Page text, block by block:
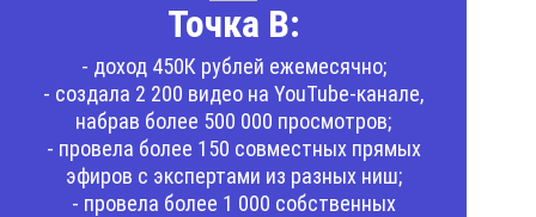
Точка В:
- доход 450К рублей ежемесячно;
- создала 2 200 видео на YouTube-канале,
набрав более 500 000 просмотров;
- провела более 150 совместных прямых
эфиров с экспертами из разных ниш;
- провела более 1 000 собственных